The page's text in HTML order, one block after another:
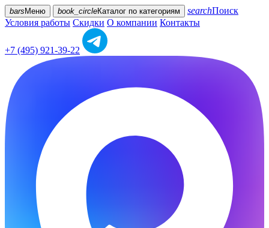
bars Меню book_circleКаталог по категориям searchПоиск
Условия работы Скидки О компании Контакты
+7 (495) 921-39-22